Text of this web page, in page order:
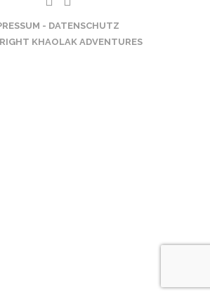
- DATENSCHUTZ
KHAOLAK ADVENTURES